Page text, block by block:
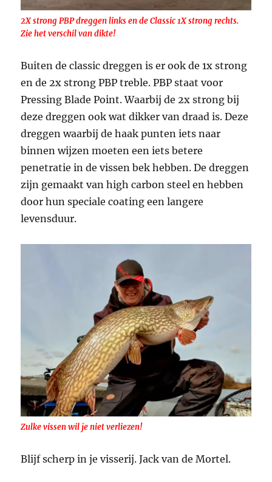
2X strong PBP dreggen links en de Classic 1X strong rechts.
Zie het verschil van dikte!
Buiten de classic dreggen is er ook de 1x strong
en de 2x strong PBP treble. PBP staat voor
Pressing Blade Point. Waarbij de 2x strong bij
deze dreggen ook wat dikker van draad is. Deze
dreggen waarbij de haak punten iets naar
binnen wijzen moeten een iets betere
penetratie in de vissen bek hebben. De dreggen
zijn gemaakt van high carbon steel en hebben
door hun speciale coating een langere
levensduur.
Zulke vissen wil je niet verliezen!
Blijf scherp in je visserij. Jack van de Mortel.